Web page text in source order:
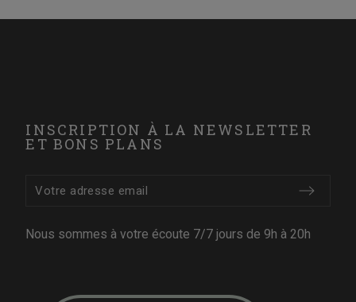
INSCRIPTION À LA NEWSLETTER
ET BONS PLANS
Nous sommes à votre écoute 7/7 jours de 9h à 20h